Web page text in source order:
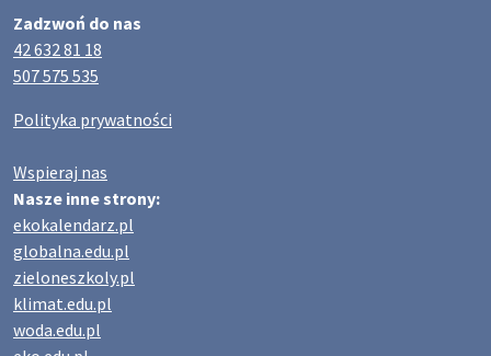
Zadzwoń do nas
42 632 81 18
507 575 535
Polityka prywatności
Wspieraj nas
Nasze inne strony:
ekokalendarz.pl
globalna.edu.pl
zieloneszkoly.pl
klimat.edu.pl
woda.edu.pl